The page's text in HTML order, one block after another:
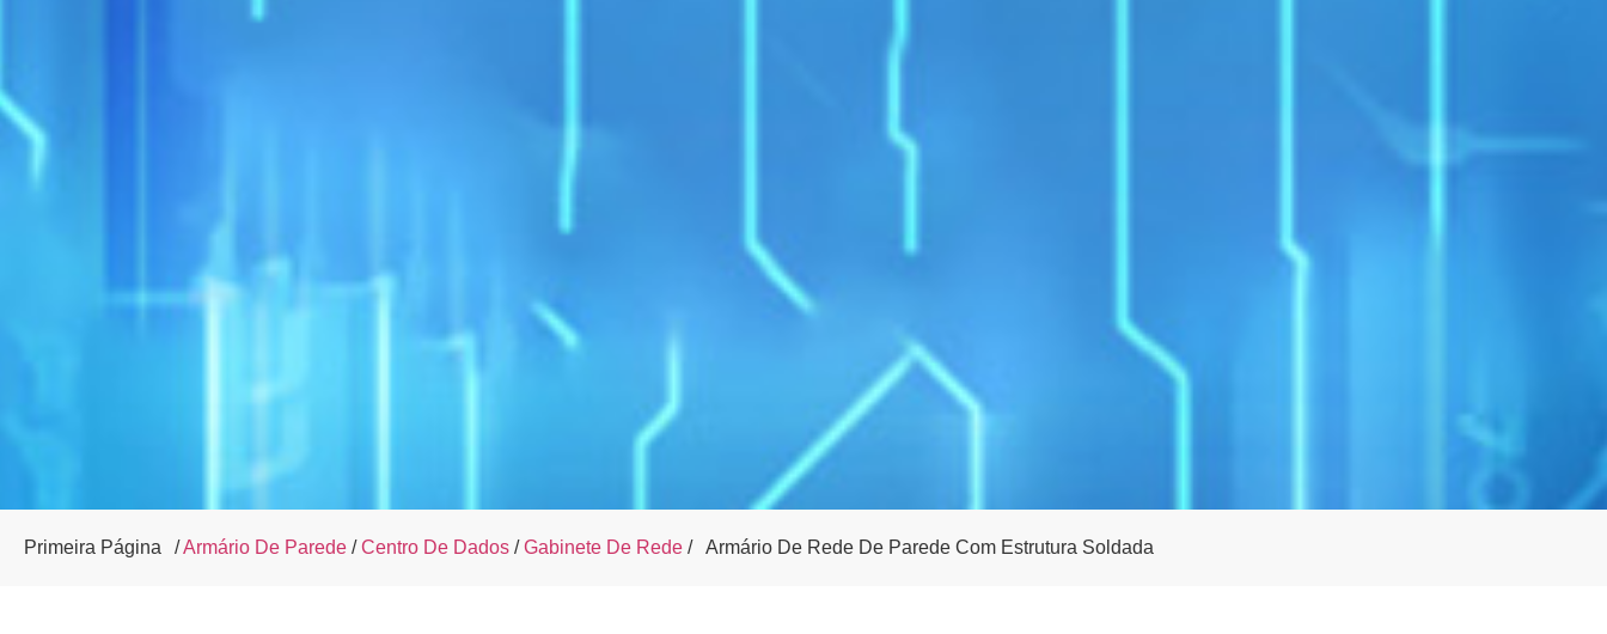
Primeira Página /Armário De Parede /Centro De Dados /Gabinete De Rede / Armário De Rede De Parede Com Estrutura Soldada